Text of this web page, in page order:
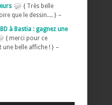
{ Très belle
que le dessin.... } –
à Bastia : gagnez une
{ merci pour ce
belle affiche ! } –